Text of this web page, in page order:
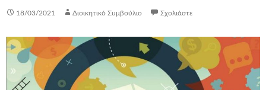
18/03/2021 Διοικητικό Συμβούλιο Σχολιάστε